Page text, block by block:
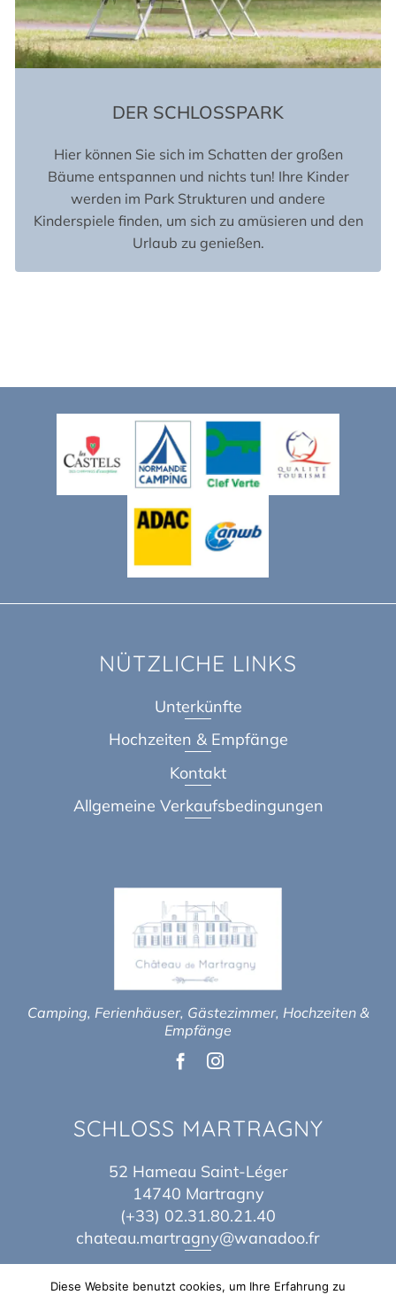
DER SCHLOSSPARK
Hier können Sie sich im Schatten der großen
Bäume entspannen und nichts tun! Ihre Kinder
werden im Park Strukturen und andere
Kinderspiele finden, um sich zu amüsieren und den
Urlaub zu genießen.
NÜTZLICHE LINKS
Unterkünfte
Hochzeiten & Empfänge
Kontakt
Allgemeine Verkaufsbedingungen
Camping, Ferienhäuser, Gästezimmer, Hochzeiten &
Empfänge
SCHLOSS MARTRAGNY
52 Hameau Saint-Léger
14740 Martragny
(+33) 02.31.80.21.40
chateau.martragny@wanadoo.fr
Diese Website benutzt cookies, um Ihre Erfahrung zu